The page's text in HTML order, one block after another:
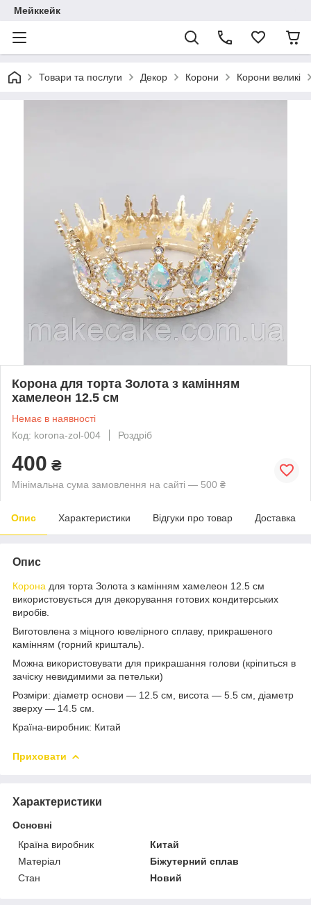
Мейккейк
Товари та послуги Декор Корони Корони великі
Корона для торта Золота з камінням
хамелеон 12.5 см
Немає в наявності
Код: korona-zol-004
Роздріб
400 ₴
Мінімальна сума замовлення на сайті — 500 ₴
Опис Характеристики Відгуки про товар Доставка
Опис
Корона для торта Золота з камінням хамелеон 12.5 см
використовується для декорування готових кондитерських
виробів.
Виготовлена з міцного ювелірного сплаву, прикрашеного
камінням (горний кришталь).
Можна використовувати для прикрашання голови (кріпиться в
зачіску невидимими за петельки)
Розміри: діаметр основи — 12.5 см, висота — 5.5 см, діаметр
зверху — 14.5 см.
Країна-виробник: Китай
Приховати
Характеристики
Основні
Країна виробник
Китай
Матеріал
Біжутерний сплав
Стан
Новий